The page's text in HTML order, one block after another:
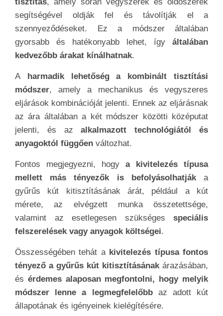
tisztítás, amely során vegyszerek és oldószerek
segítségével oldják fel és távolítják el a
szennyeződéseket. Ez a módszer általában
gyorsabb és hatékonyabb lehet, így általában
kedvezőbb árakat kínálhatnak.
A harmadik lehetőség a kombinált tisztítási
módszer, amely a mechanikus és vegyszeres
eljárások kombinációját jelenti. Ennek az eljárásnak
az ára általában a két módszer közötti középutat
jelenti, és azalkalmazott technológiától és
anyagoktól függően változhat.
Fontos megjegyezni, hogy a kivitelezés típusa
mellett más tényezők is befolyásolhatjáka
gyűrűs kút kitisztításának árát, például a kút
mérete, az elvégzett munka összetettsége,
valamint az esetlegesen szükséges speciális
felszerelések vagy anyagok költségei.
Összességében tehát akivitelezés típusa fontos
tényező a gyűrűs kút kitisztításánakárazásában,
és érdemes alaposan megfontolni, hogy melyik
módszer lenne a legmegfelelőbb az adott kút
állapotának és igényeinek kielégítésére.